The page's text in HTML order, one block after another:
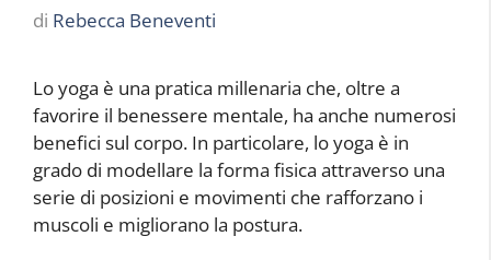
di Rebecca Beneventi
Lo yoga è una pratica millenaria che, oltre a
favorire il benessere mentale, ha anche numerosi
benefici sul corpo. In particolare, lo yoga è in
grado di modellare la forma fisica attraverso una
serie di posizioni e movimenti che rafforzano i
muscoli e migliorano la postura.